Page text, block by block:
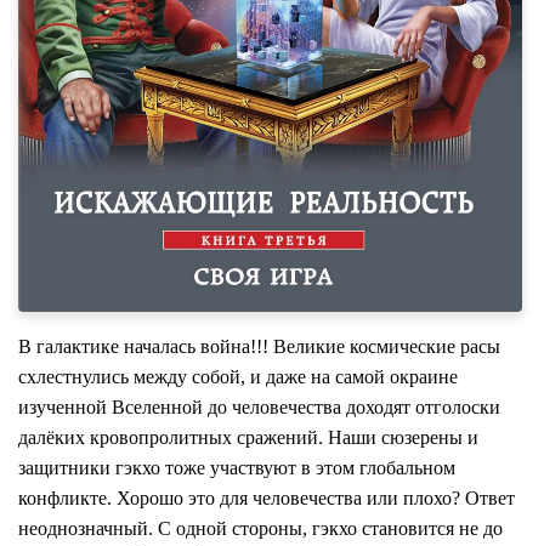
В галактике началась война!!! Великие космические расы
схлестнулись между собой, и даже на самой окраине
изученной Вселенной до человечества доходят отголоски
далёких кровопролитных сражений. Наши сюзерены и
защитники гэкхо тоже участвуют в этом глобальном
конфликте. Хорошо это для человечества или плохо? Ответ
неоднозначный. С одной стороны, гэкхо становится не до